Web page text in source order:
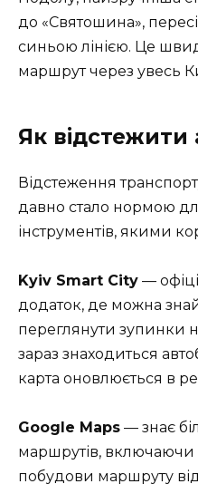
до «Святошина»,
синьою лінією. Це
маршрут через увесь
Як відстежити
Відстеження
давно стало нормою
інструментів, якими
Kyiv Smart City —
додаток, де можна
переглянути зупинки
зараз знаходиться
карта оновлюється в
Google Maps — знає
маршрутів, включаючи
побудови маршруту